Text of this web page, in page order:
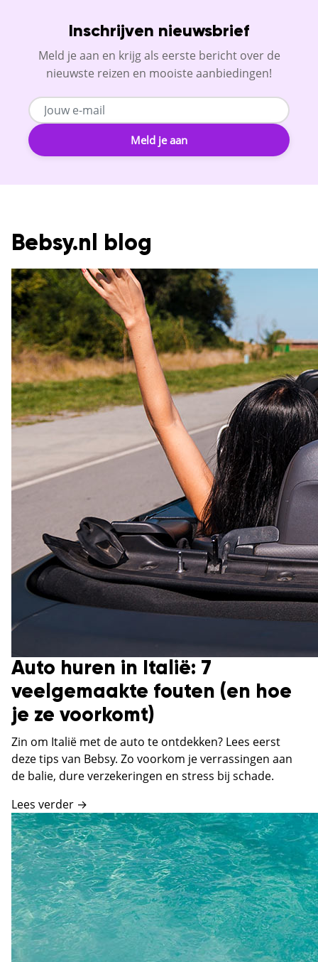
Inschrijven nieuwsbrief
Meld je aan en krijg als eerste bericht over de
nieuwste reizen en mooiste aanbiedingen!
Meld je aan
Bebsy.nl blog
Auto huren in Italië: 7
veelgemaakte fouten (en hoe
je ze voorkomt)
Zin om Italië met de auto te ontdekken? Lees eerst
deze tips van Bebsy. Zo voorkom je verrassingen aan
de balie, dure verzekeringen en stress bij schade.
Lees verder →